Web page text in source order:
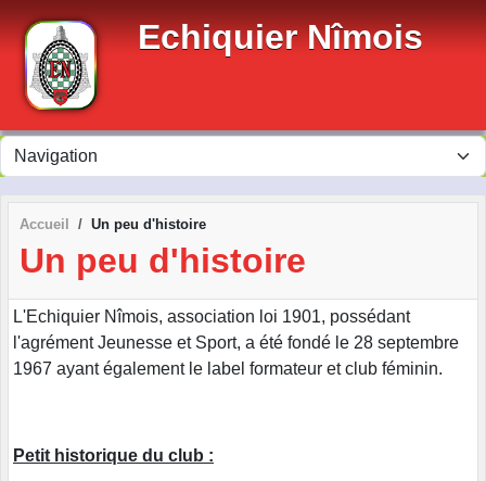
Echiquier Nîmois
Accueil Un peu d'histoire
Un peu d'histoire
L'Echiquier Nîmois, association loi 1901, possédant
l'agrément Jeunesse et Sport, a été fondé le 28 septembre
1967 ayant également le label formateur et club féminin.
Petit historique du club :